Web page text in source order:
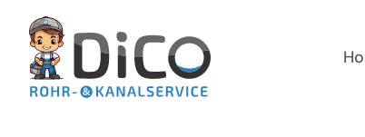
Inhalt
springen